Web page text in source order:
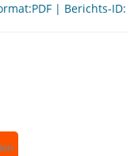
| Berichts-ID: